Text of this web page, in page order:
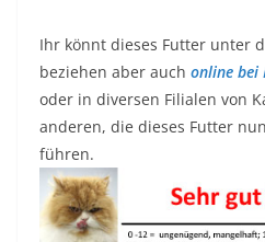
Ihr könnt dieses Futter unter
beziehen aber auch online bei
oder in diversen Filialen von
anderen, die dieses Futter
führen.